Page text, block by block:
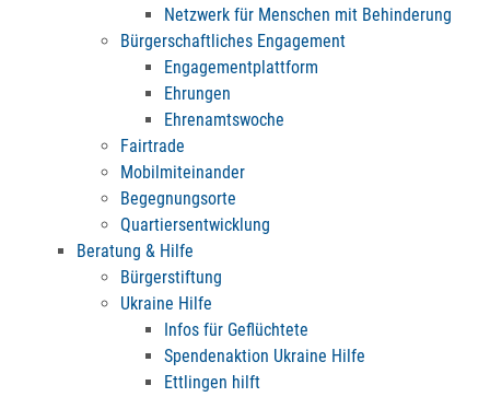
Netzwerk für Menschen mit Behinderung
Bürgerschaftliches Engagement
Engagementplattform
Ehrungen
Ehrenamtswoche
Fairtrade
Mobilmiteinander
Begegnungsorte
Quartiersentwicklung
Beratung & Hilfe
Bürgerstiftung
Ukraine Hilfe
Infos für Geflüchtete
Spendenaktion Ukraine Hilfe
Ettlingen hilft